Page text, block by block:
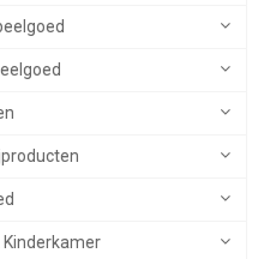
Kinderkamer